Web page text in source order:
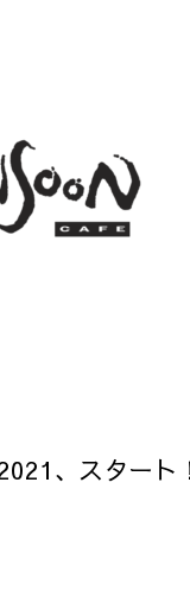
、スター